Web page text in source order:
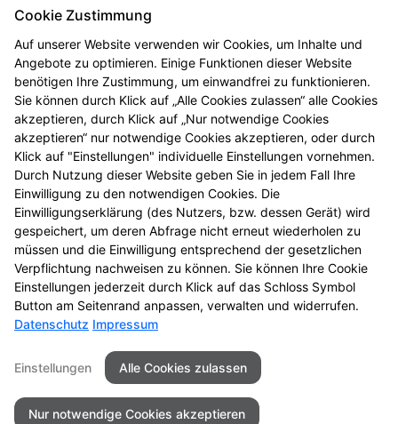
Inkontinenz
Mikrobiologische Therapie
Reise- und Impfberatung
Tee und Heilkräuter
Wohlbefinden durch Fitness
Zahnpflege und Zahnschutz
Seitenübersicht Kontakt
Impressum
Datenschutz
Barrierefreiheit
Cookie Zustimmung
Auf unserer Website verwenden wir Cookies, um Inhalte und
Angebote zu optimieren. Einige Funktionen dieser Website
benötigen Ihre Zustimmung, um einwandfrei zu funktionieren.
Sie können durch Klick auf „Alle Cookies zulassen“ alle Cookies
akzeptieren, durch Klick auf „Nur notwendige Cookies
akzeptieren“ nur notwendige Cookies akzeptieren, oder durch
Klick auf "Einstellungen" individuelle Einstellungen vornehmen.
Durch Nutzung dieser Website geben Sie in jedem Fall Ihre
Einwilligung zu den notwendigen Cookies. Die
Einwilligungserklärung (des Nutzers, bzw. dessen Gerät) wird
gespeichert, um deren Abfrage nicht erneut wiederholen zu
müssen und die Einwilligung entsprechend der gesetzlichen
Verpflichtung nachweisen zu können. Sie können Ihre Cookie
Einstellungen jederzeit durch Klick auf das Schloss Symbol
Button am Seitenrand anpassen, verwalten und widerrufen.
Datenschutz Impressum
Einstellungen Alle Cookies zulassen
Nur notwendige Cookies akzeptieren